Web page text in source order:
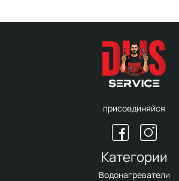
присоединяйся
Категории
Водонагреватели